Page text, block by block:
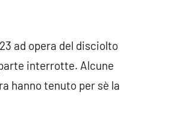
ad opera del disciolto
interrotte. Alcune
hanno tenuto per sè la